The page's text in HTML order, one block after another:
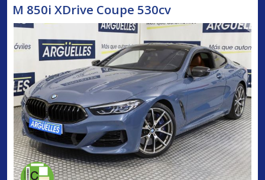
M 850i XDrive Coupe 530cv